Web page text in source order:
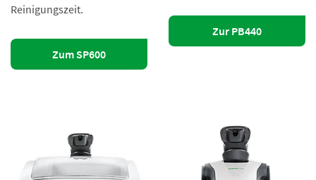
Reinigungszeit.
Zum SP600
Zur PB440